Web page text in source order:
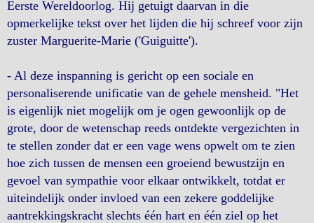
Eerste Wereldoorlog. Hij getuigt daarvan in die
opmerkelijke tekst over het lijden die hij schreef voor zijn
zuster Marguerite-Marie ('Guiguitte').
- Al deze inspanning is gericht op een sociale en
personaliserende unificatie van de gehele mensheid. "Het
is eigenlijk niet mogelijk om je ogen gewoonlijk op de
grote, door de wetenschap reeds ontdekte vergezichten in
te stellen zonder dat er een vage wens opwelt om te zien
hoe zich tussen de mensen een groeiend bewustzijn en
gevoel van sympathie voor elkaar ontwikkelt, totdat er
uiteindelijk onder invloed van een zekere goddelijke
aantrekkingskracht slechts één hart en één ziel op het